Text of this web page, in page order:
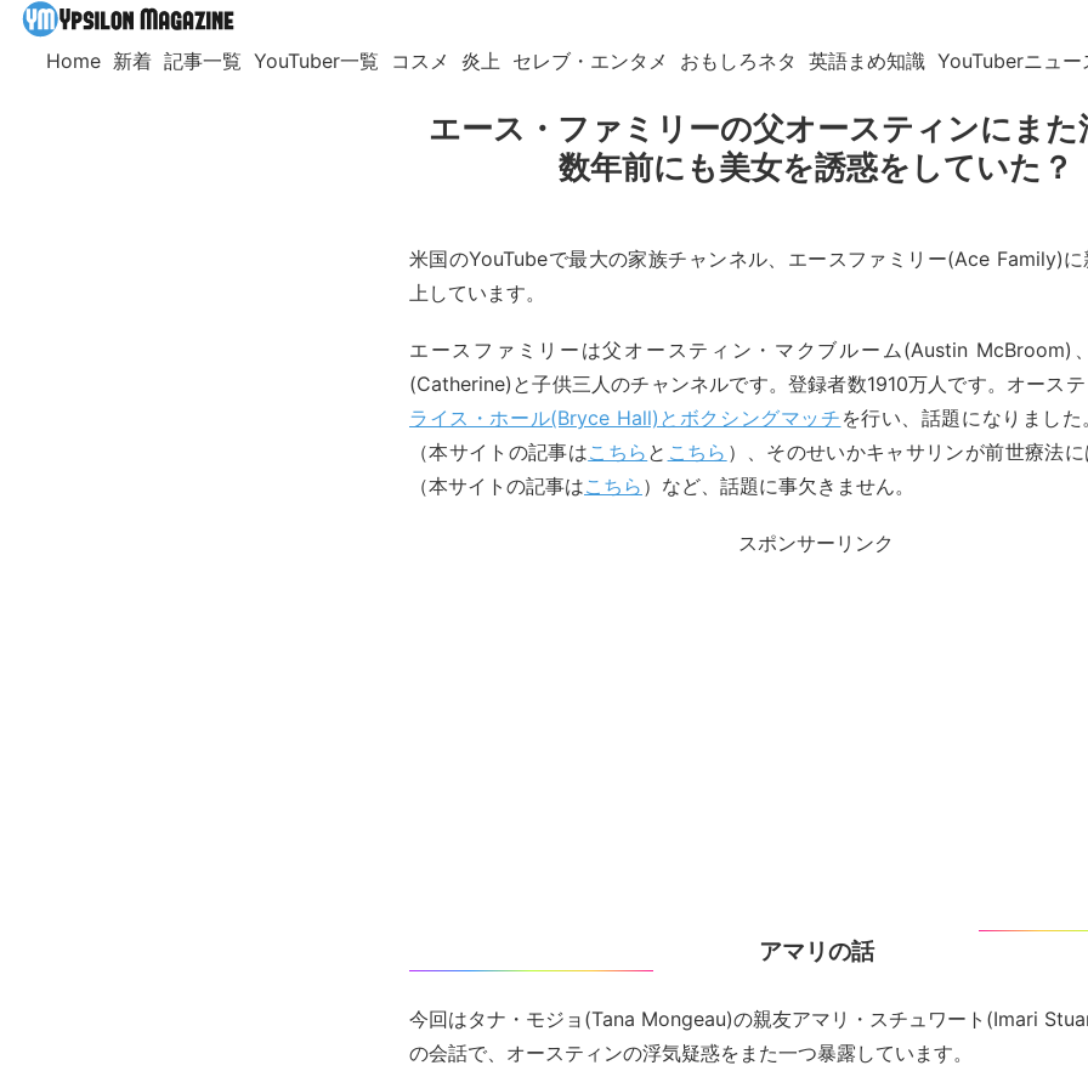
Home 新着 記事一覧 YouTuber一覧 コスメ 炎上 セレブ・エンタメ おもしろネタ 英語まめ知識 YouTuberニュー
エース・ファミリーの父オースティンにまた
数年前にも美女を誘惑をしていた？
米国のYouTubeで最大の家族チャンネル、エースファミリー(Ace Family)
上しています。
エースファミリーは父オースティン・マクブルーム(Austin McBroom)
(Catherine)と子供三人のチャンネルです。登録者数1910万人です。オーステ
ライス・ホール(Bryce Hall)とボクシングマッチ を行い、話題になりました
（本サイトの記事はこちら と こちら ）、そのせいかキャサリンが前世療法
（本サイトの記事はこちら ）など、話題に事欠きません。
スポンサーリンク
アマリの話
今回はタナ・モジョ(Tana Mongeau)の親友アマリ・スチュワート(Imari
の会話で、オースティンの浮気疑惑をまた一つ暴露しています。